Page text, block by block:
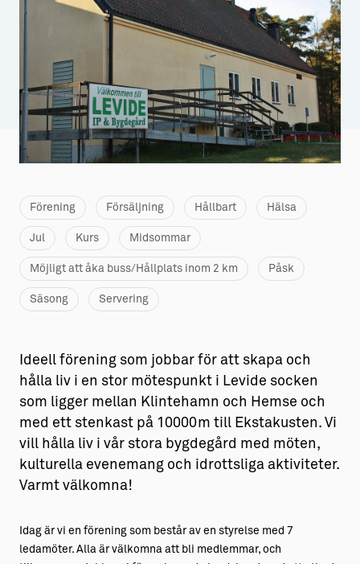
Aktiviteter
Sustainable Plejs
Möten & kongresser
Hansestaden världsarv
Gotlands kulturarv
Medeltidsveckan
Visby Centrum
→ Gutamål och gotländska
Allt om bostad
→ Hyra bostad
→ Köpa bostad
→ Bygga hus
→ Fritidsliv
→ Föreningsliv
→ Idrottsliv
Förening Försäljning Hållbart Hälsa
Jul Kurs Midsommar
Möjligt att åka buss/Hållplats inom 2 km Påsk
Säsong Servering
Ideell förening som jobbar för att skapa och
hålla liv i en stor mötespunkt i Levide socken
som ligger mellan Klintehamn och Hemse och
med ett stenkast på 10000m till Ekstakusten. Vi
vill hålla liv i vår stora bygdegård med möten,
kulturella evenemang och idrottsliga aktiviteter.
Varmt välkomna!
Idag är vi en förening som består av en styrelse med 7
ledamöter. Alla är välkomna att bli medlemmar, och